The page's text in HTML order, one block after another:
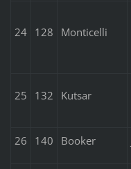
24 128 Monticelli
25 132 Kutsar
26 140 Booker